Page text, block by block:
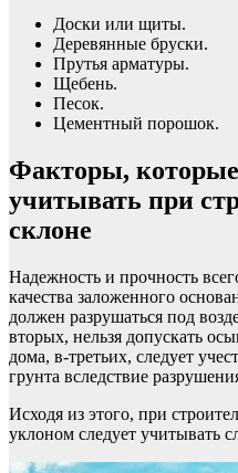
Доски или щиты.
Деревянные бруски.
Прутья арматуры.
Щебень.
Песок.
Цементный порошок.
Факторы, которые
учитывать при
склоне
Надежность и прочность
качества заложенного
должен разрушаться под
вторых, нельзя допускать
дома, в-третьих, следует
грунта вследствие
Исходя из этого, при
уклоном следует учитывать